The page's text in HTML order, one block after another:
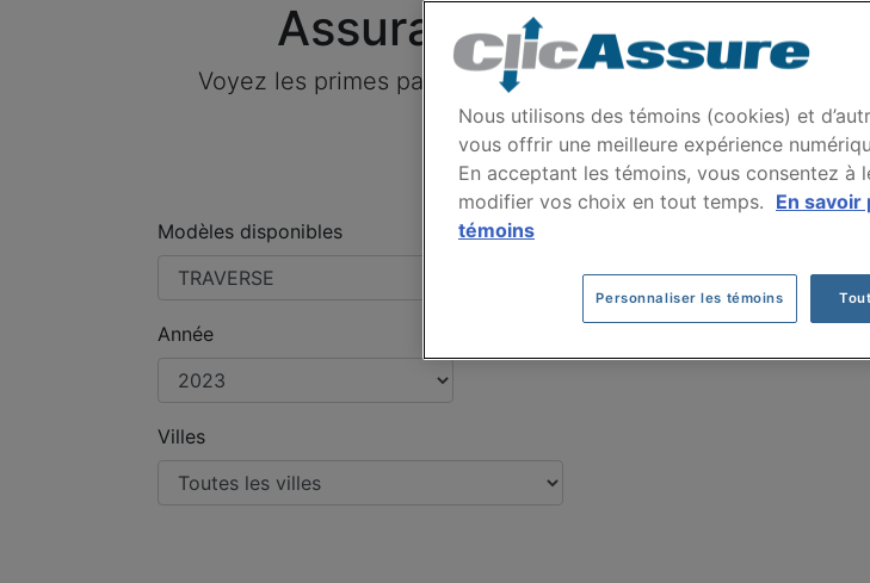
Assurance auto
Voyez les primes payées par nos clients pour leur
Cliquez ici pour économiser sur
Modèles disponibles
Année
Villes
Nous utilisons des témoins (cookies) et
vous offrir une meilleure expérience
En acceptant les témoins, vous consentez à
modifier vos choix en tout temps. En
témoins
Personnaliser les témoins